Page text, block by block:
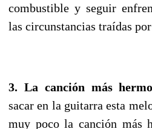
combustible y seguir
las circunstancias traídas
3. La canción más
sacar en la guitarra esta
muy poco la canción más